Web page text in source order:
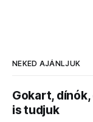
NEKED AJÁNLJUK
Gokart,
is tudjuk